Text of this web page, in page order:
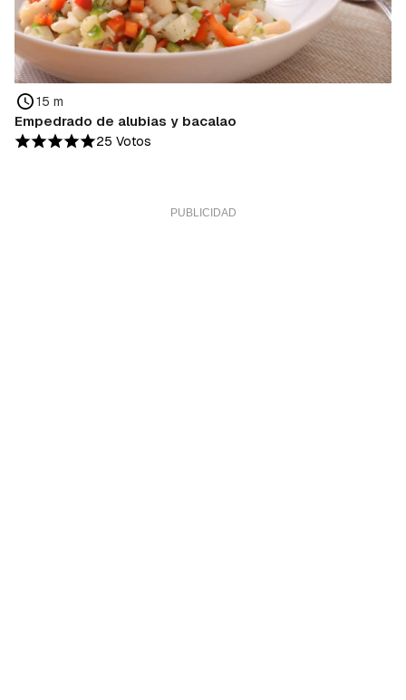
15 m
Empedrado de alubias y bacalao
25 Votos